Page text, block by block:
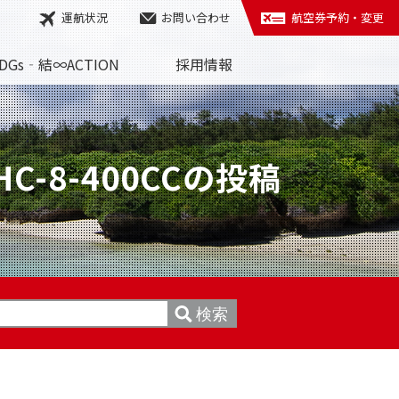
運航状況 お問い合わせ 航空券予約・変更
結∞ACTION 採用情報
8-400CCの投稿